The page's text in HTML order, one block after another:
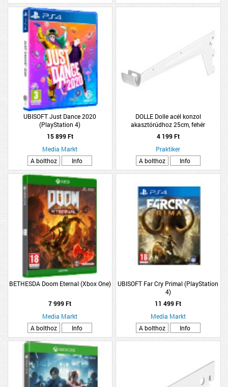
UBISOFT Just Dance 2020
(PlayStation 4)
15 899 Ft
Media Markt
A bolthoz
Info
DOLLE Dolle acél konzol
akasztórúdhoz 25cm, fehér
4 199 Ft
Praktiker
A bolthoz
Info
BETHESDA Doom Eternal (Xbox One)
7 999 Ft
Media Markt
A bolthoz
Info
UBISOFT Far Cry Primal (PlayStation
4)
11 499 Ft
Media Markt
A bolthoz
Info